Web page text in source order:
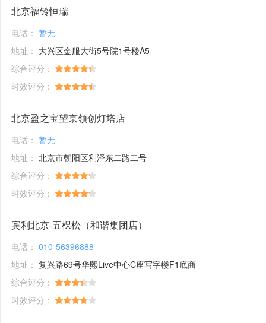
北京福铃恒瑞
电话： 暂无
地址： 大兴区金服大街5号院1号楼A5
综合评分：
时效评分：
北京盈之宝望京领创灯塔店
电话： 暂无
地址： 北京市朝阳区利泽东二路二号
综合评分：
时效评分：
宾利北京-五棵松（和谐集团店）
电话： 010-56396888
地址： 复兴路69号华熙Live中心C座写字楼F1底商
综合评分：
时效评分：